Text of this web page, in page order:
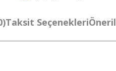
Taksit Seçenekleri